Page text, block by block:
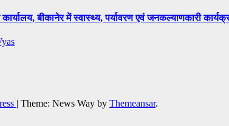
बीकानेर में स्वास्थ्य, पर्यावरण एवं जनकल्याणकारी
| Theme: News Way by Themeansar.